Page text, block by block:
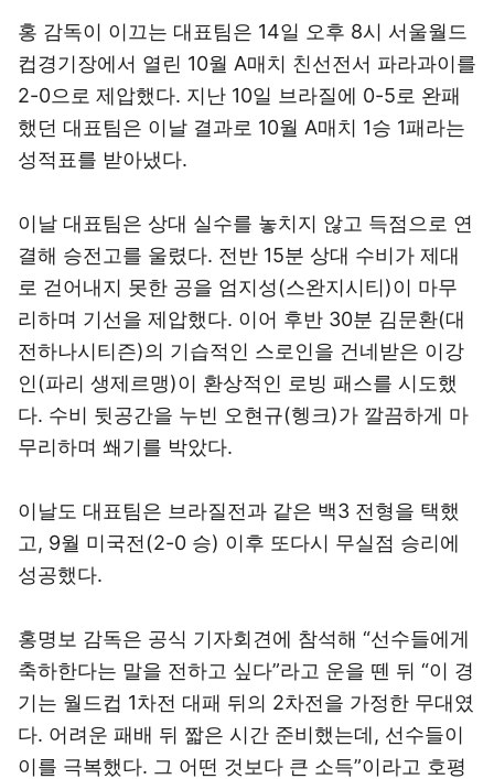
홍 감독이 이끄는 대표팀은 14일 오후 8시 서울월드
컵경기장에서 열린 10월 A매치 친선전서 파라과이를
2-0으로 제압했다. 지난 10일 브라질에 0-5로 완패
했던 대표팀은 이날 결과로 10월 A매치 1승 1패라는
성적표를 받아냈다.
이날 대표팀은 상대 실수를 놓치지 않고 득점으로 연
결해 승전고를 울렸다. 전반 15분 상대 수비가 제대
로 걷어내지 못한 공을 엄지성(스완지시티)이 마무
리하며 기선을 제압했다. 이어 후반 30분 김문환(대
전하나시티즌)의 기습적인 스로인을 건네받은 이강
인(파리 생제르맹)이 환상적인 로빙 패스를 시도했
다. 수비 뒷공간을 누빈 오현규(헹크)가 깔끔하게 마
무리하며 쐐기를 박았다.
이날도 대표팀은 브라질전과 같은 백3 전형을 택했
고, 9월 미국전(2-0 승) 이후 또다시 무실점 승리에
성공했다.
홍명보 감독은 공식 기자회견에 참석해 “선수들에게
축하한다는 말을 전하고 싶다”라고 운을 뗀 뒤 “이 경
기는 월드컵 1차전 대패 뒤의 2차전을 가정한 무대였
다. 어려운 패배 뒤 짧은 시간 준비했는데, 선수들이
이를 극복했다. 그 어떤 것보다 큰 소득”이라고 호평